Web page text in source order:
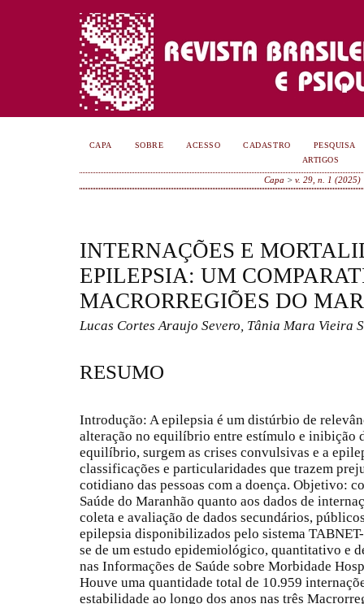
CAPA SOBRE ACESSO CADASTRO
PESQUISA
ARTIGOS
Capa >v. 29, n. 1 (2025)
INTERNAÇÕES E
EPILEPSIA: UM
MACRORREGIÕES DO
Lucas Cortes Araujo Severo, Tânia Mara Vieira
RESUMO
Introdução: A epilepsia é um distúrbio de
alteração no equilíbrio entre estímulo e inibição
equilíbrio, surgem as crises convulsivas e a
classificações e particularidades que trazem
cotidiano das pessoas com a doença. Objetivo:
Saúde do Maranhão quanto aos dados de
coleta e avaliação de dados secundários,
epilepsia disponibilizados pelo sistema
se de um estudo epidemiológico, quantitativo e
nas Informações de Saúde sobre Morbidade
Houve uma quantidade total de 10.959
estabilidade ao longo dos anos nas três